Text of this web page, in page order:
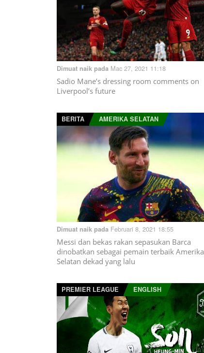
Dimuat naik pada Mac 27, 2021 11:18
Sadio Mane’s dressing room comments on
Liverpool’s future
BERITA AMERIKA SELATAN
Dimuat naik pada Februari 8, 2021 18:55
Messi dan bekas rakan sepasukan Barca
dinobatkan sebagai pemain terbaik Amerika
Selatan dekad yang lalu
PREMIER LEAGUE ENGLISH